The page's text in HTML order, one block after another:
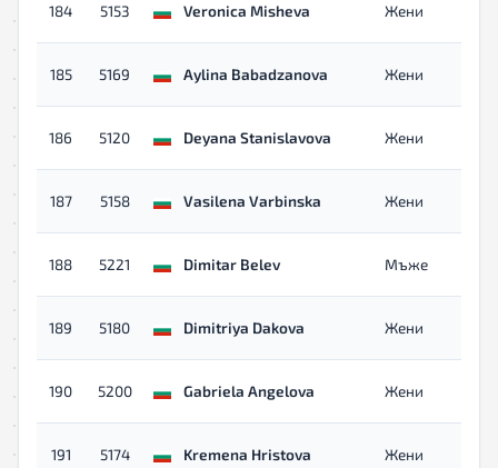
184 5153 Veronica Misheva Жени
185 5169 Aylina Babadzanova Жени
186 5120 Deyana Stanislavova Жени
187 5158 Vasilena Varbinska Жени
188 5221 Dimitar Belev Мъже
189 5180 Dimitriya Dakova Жени
190 5200 Gabriela Angelova Жени
191 5174 Kremena Hristova Жени